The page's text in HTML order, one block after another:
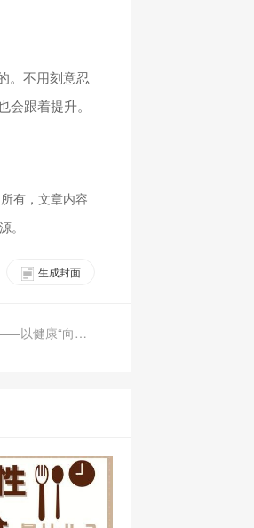
。不用刻意忍
跟着提升。
有，文章内容
生成封面
下一篇：【健康服务进机关】家医有约——以健康“向心力”联结滨江“幸福圈”